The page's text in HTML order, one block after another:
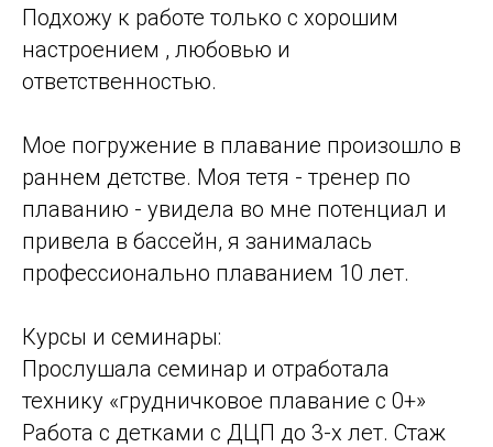
Подхожу к работе только с хорошим
настроением , любовью и
ответственностью.
Мое погружение в плавание произошло в
раннем детстве. Моя тетя - тренер по
плаванию - увидела во мне потенциал и
привела в бассейн, я занималась
профессионально плаванием 10 лет.
Курсы и семинары:
Прослушала семинар и отработала
технику «грудничковое плавание с 0+»
Работа с детками с ДЦП до 3-х лет. Стаж